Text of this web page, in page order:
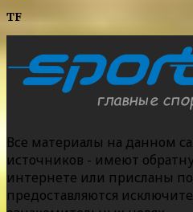
TF
Все материалы на данном
источников - имеют
интернете или присланы
предоставляются